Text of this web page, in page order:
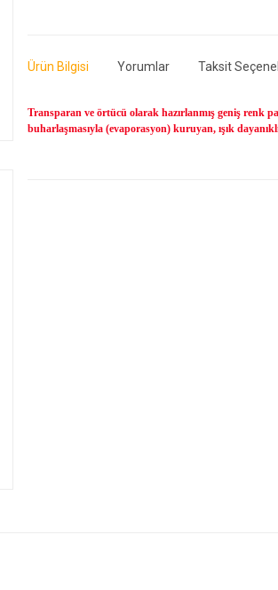
Ürün Bilgisi Yorumlar Taksit
Transparan ve örtücü olarak hazırlanmış geniş renk
buharlaşmasıyla (evaporasyon) kuruyan, ışık